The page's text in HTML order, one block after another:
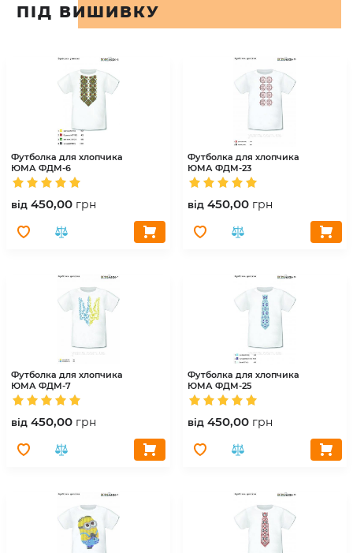
ПІД ВИШИВКУ
Футболка для хлопчика
ЮМА ФДМ-6
вiд 450,00 грн
Футболка для хлопчика
ЮМА ФДМ-23
вiд 450,00 грн
Футболка для хлопчика
ЮМА ФДМ-7
вiд 450,00 грн
Футболка для хлопчика
ЮМА ФДМ-25
вiд 450,00 грн